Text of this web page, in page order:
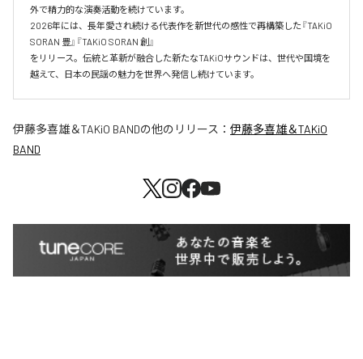
外で精力的な演奏活動を続けています。
2026年には、長年愛され続ける代表作を新世代の感性で再構築した『TAKiO
SORAN 豊』『TAKiO SORAN 創』
をリリース。伝統と革新が融合した新たなTAKiOサウンドは、世代や国境を
越えて、日本の民謡の魅力を世界へ発信し続けています。
伊藤多喜雄＆TAKiO BANDの他のリリース： 伊藤多喜雄＆TAKiO
BAND